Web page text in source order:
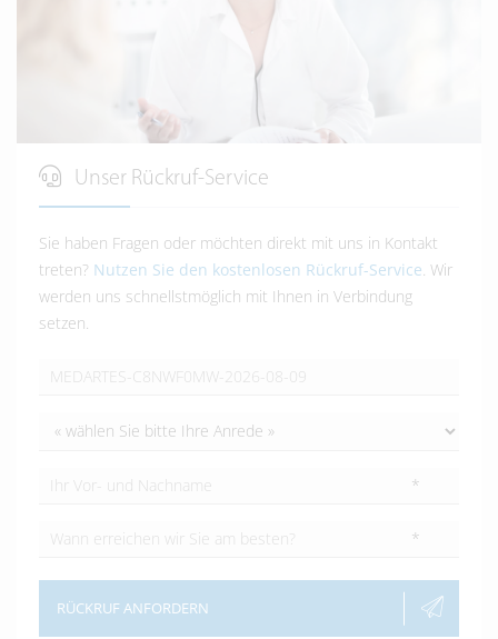
Unser Rückruf-Service
Sie haben Fragen oder möchten direkt mit uns in Kontakt
treten? Nutzen Sie den kostenlosen Rückruf-Service. Wir
werden uns schnellstmöglich mit Ihnen in Verbindung
setzen.
*
*
RÜCKRUF ANFORDERN